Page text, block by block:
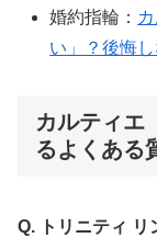
婚約指輪：
い」？後悔
カルティエ
るよくある
Q. トリニティ リ